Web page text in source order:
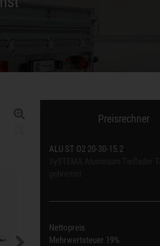
Preisrechner
ALU ST O2 20-30-15.2
Nettopreis
Mehrwertsteuer 19%